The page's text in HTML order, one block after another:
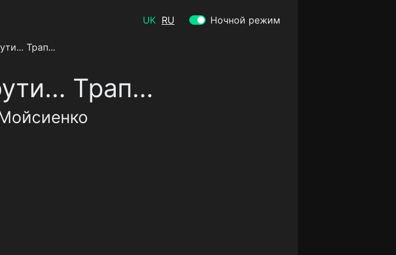
UK RU Ночной режим
Трап...
Трап...